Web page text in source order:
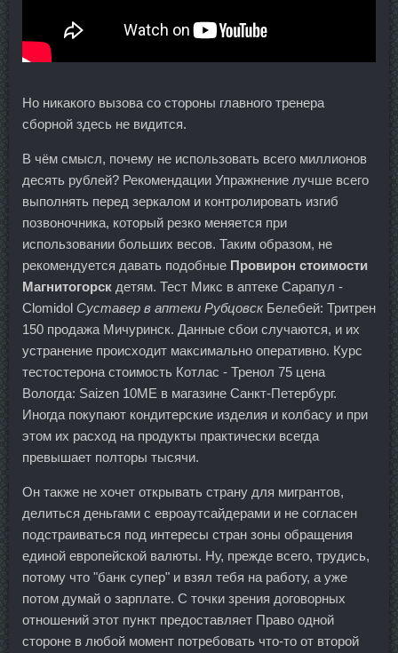
Но никакого вызова со стороны главного тренера
сборной здесь не видится.
В чём смысл, почему не использовать всего миллионов
десять рублей? Рекомендации Упражнение лучше всего
выполнять перед зеркалом и контролировать изгиб
позвоночника, который резко меняется при
использовании больших весов. Таким образом, не
рекомендуется давать подобные Провирон стоимости
Магнитогорск детям. Тест Микс в аптеке Сарапул -
Clomidol Суставер в аптеки РубцовскБелебей: Тритрен
150 продажа Мичуринск. Данные сбои случаются, и их
устранение происходит максимально оперативно. Курс
тестостерона стоимость Котлас - Тренол 75 цена
Вологда: Saizen 10ME в магазине Санкт-Петербург.
Иногда покупают кондитерские изделия и колбасу и при
этом их расход на продукты практически всегда
превышает полторы тысячи.
Он также не хочет открывать страну для мигрантов,
делиться деньгами с евроаутсайдерами и не согласен
подстраиваться под интересы стран зоны обращения
единой европейской валюты. Ну, прежде всего, трудись,
потому что "банк супер" и взял тебя на работу, а уже
потом думай о зарплате. С точки зрения договорных
отношений этот пункт предоставляет Право одной
стороне в любой момент потребовать что-то от второй